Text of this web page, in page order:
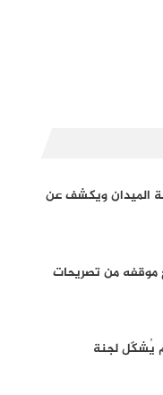
الميدان ويكشف عن
موقفه من تصريحات
يُشكّل لجنة